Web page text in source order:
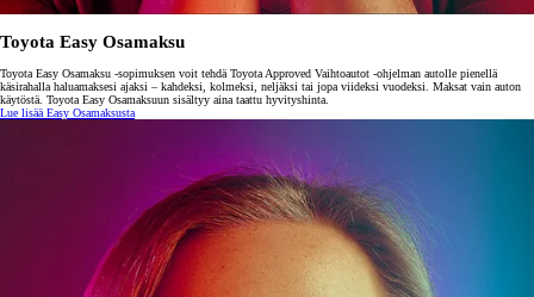
Toyota Easy Osamaksu
Toyota Easy Osamaksu -sopimuksen voit tehdä Toyota Approved Vaihtoautot -ohjelman autolle pienellä
käsirahalla haluamaksesi ajaksi – kahdeksi, kolmeksi, neljäksi tai jopa viideksi vuodeksi. Maksat vain auton
käytöstä. Toyota Easy Osamaksuun sisältyy aina taattu hyvityshinta.
Lue lisää Easy Osamaksusta